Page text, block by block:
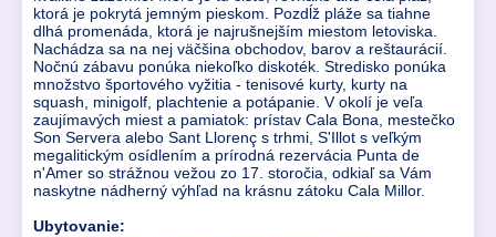
ktorá je pokrytá jemným pieskom. Pozdĺž pláže sa tiahne
dlhá promenáda, ktorá je najrušnejším miestom letoviska.
Nachádza sa na nej väčšina obchodov, barov a reštaurácií.
Nočnú zábavu ponúka niekoľko diskoték. Stredisko ponúka
množstvo športového vyžitia - tenisové kurty, kurty na
squash, minigolf, plachtenie a potápanie. V okolí je veľa
zaujímavých miest a pamiatok: prístav Cala Bona, mestečko
Son Servera alebo Sant Llorenç s trhmi, S'Illot s veľkým
megalitickým osídlením a prírodná rezervácia Punta de
n'Amer so strážnou vežou zo 17. storočia, odkiaľ sa Vám
naskytne nádherný výhľad na krásnu zátoku Cala Millor.
Ubytovanie: